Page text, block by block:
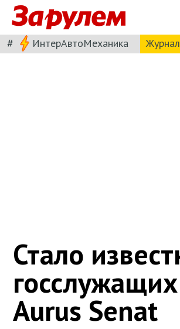
# ИнтерАвтоМеханика
Стало
Aurus Senat